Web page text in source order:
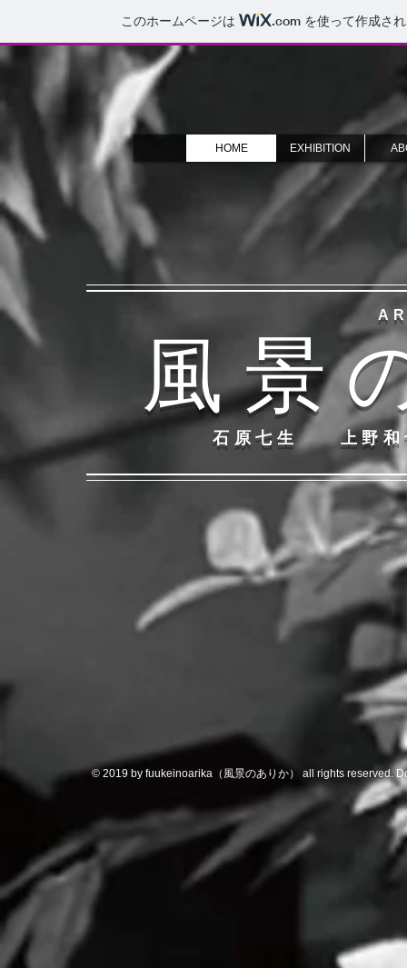
このホームページは .com を使って作成さ
HOME EXHIBITION
風景
石原七生 上野
© ​ 2019 by fuukeinoarika（風景のありか） all rights reserved.